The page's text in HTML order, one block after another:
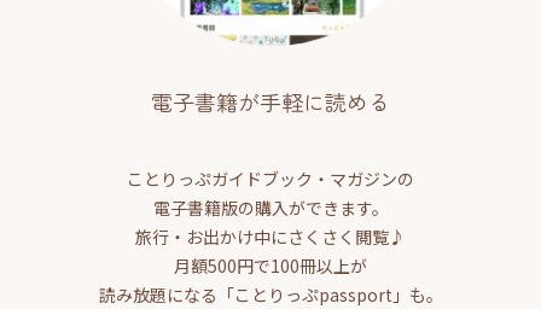
電子書籍が手軽に読める
ことりっぷガイドブック・マガジンの
電子書籍版の購入ができます。
旅行・お出かけ中にさくさく閲覧♪
月額500円で100冊以上が
読み放題になる「ことりっぷpassport」も。